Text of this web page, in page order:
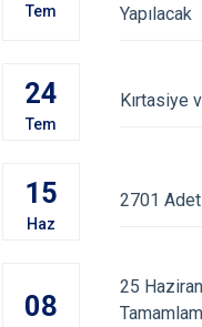
Kaçakçılık ve
Mücadele Şube
Tem
Yapılacak
24
Tem
Kırtasiye
15
Haz
2701 Adet
08
25